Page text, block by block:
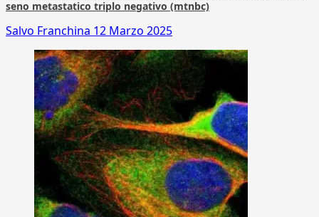
seno metastatico triplo negativo (mtnbc)
Salvo Franchina 12 Marzo 2025